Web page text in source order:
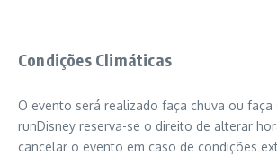
Condições Climáticas
O evento será realizado faça chuva ou
runDisney reserva-se o direito de alterar
cancelar o evento em caso de condições